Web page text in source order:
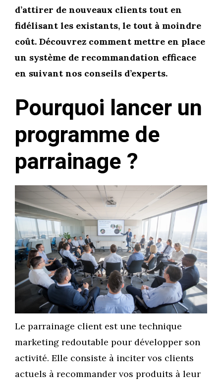
d’attirer de nouveaux clients tout en
fidélisant les existants, le tout à moindre
coût. Découvrez comment mettre en place
un système de recommandation efficace
en suivant nos conseils d’experts.
Pourquoi lancer un
programme de
parrainage ?
Le parrainage client est une technique
marketing redoutable pour développer son
activité. Elle consiste à inciter vos clients
actuels à recommander vos produits à leur